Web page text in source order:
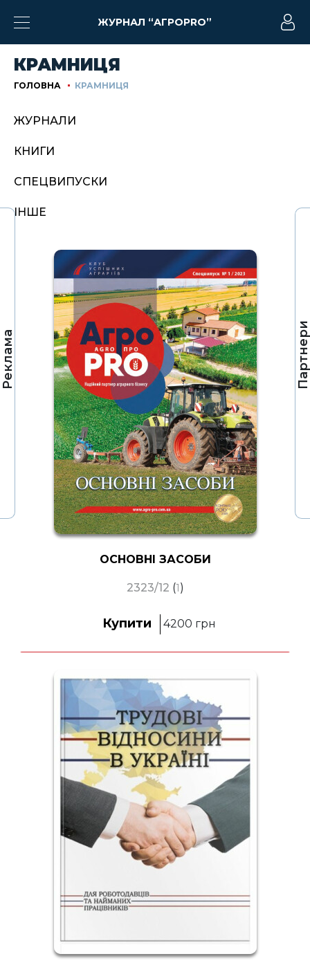
Реклама Партнери
ЖУРНАЛ “АГРОPRO”
КРАМНИЦЯ
ГОЛОВНА КРАМНИЦЯ
ЖУРНАЛИ
КНИГИ
СПЕЦВИПУСКИ
ІНШЕ
ОСНОВНІ ЗАСОБИ
2323/12 (1)
Купити 4200 грн